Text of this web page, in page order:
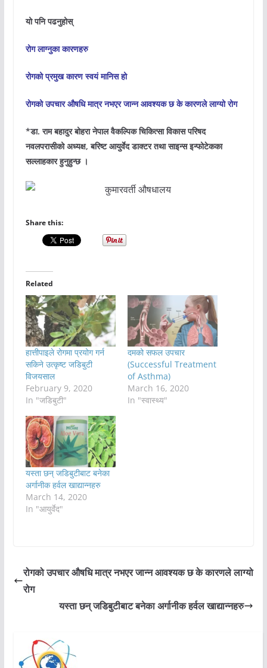
यो पनि पढनुहोस्
रोग लाग्नुका कारणहरु
रोगको प्रमुख कारण स्वयं मानिस हो
रोगको उपचार औषधि मात्र नभएर जान्न आवश्यक छ के कारणले लाग्यो रोग
*डा. राम बहादुर बोहरा नेपाल वैकल्पिक चिकित्सा विकास परिषद
नवलपरासीको अध्यक्ष, बरिष्ट आयुर्वेद डाक्टर तथा साइन्स इन्फोटेकका
सल्लाहकार हुनुहुन्छ ।
Share this:
Related
हात्तीपाइले रोगमा प्रयोग गर्न
सकिने उत्कृष्ट जडिबुटी
विजयसाल
February 9, 2020
In "जडिबुटी"
दमको सफल उपचार
(Successful Treatment
of Asthma)
March 16, 2020
In "स्वास्थ्य"
यस्ता छन् जडिबुटीबाट बनेका
अर्गानीक हर्वल खाद्यान्नहरु
March 14, 2020
In "आयुर्वेद"
रोगको उपचार औषधि मात्र नभएर जान्न आवश्यक छ के कारणले लाग्यो
रोग
यस्ता छन् जडिबुटीबाट बनेका अर्गानीक हर्वल खाद्यान्नहरु